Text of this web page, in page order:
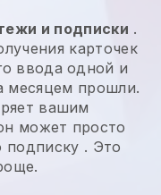
и подписки .
карточек
ввода одной и
месяцем прошли.
вашим
может просто
подписку . Это